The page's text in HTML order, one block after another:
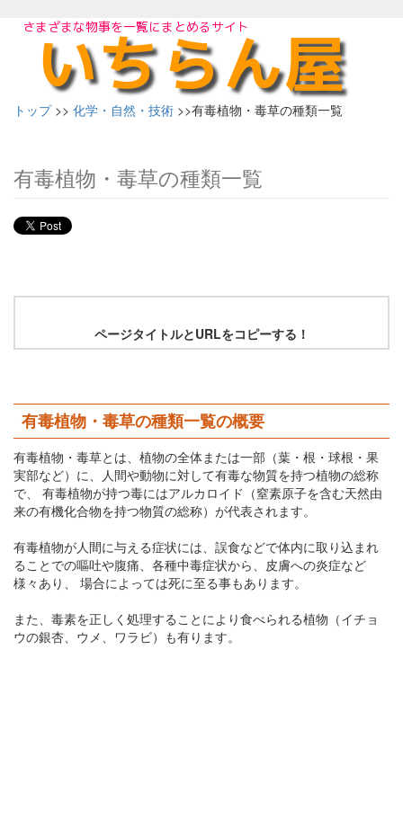
トップ >> 化学・自然・技術 >>有毒植物・毒草の種類一覧
有毒植物・毒草の種類一覧
ページタイトルとURLをコピーする！
有毒植物・毒草の種類一覧の概要
有毒植物・毒草とは、植物の全体または一部（葉・根・球根・果
実部など）に、人間や動物に対して有毒な物質を持つ植物の総称
で、 有毒植物が持つ毒にはアルカロイド（窒素原子を含む天然由
来の有機化合物を持つ物質の総称）が代表されます。
有毒植物が人間に与える症状には、誤食などで体内に取り込まれ
ることでの嘔吐や腹痛、各種中毒症状から、皮膚への炎症など
様々あり、 場合によっては死に至る事もあります。
また、毒素を正しく処理することにより食べられる植物（イチョ
ウの銀杏、ウメ、ワラビ）も有ります。